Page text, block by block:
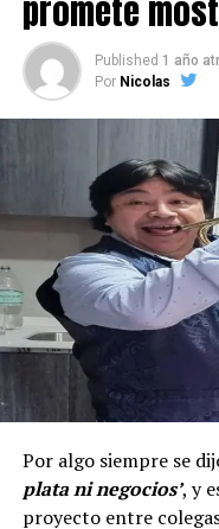
promete
Published 1 año
Por Nicolas
Por algo siempre se
plata ni negocios’, y
proyecto entre